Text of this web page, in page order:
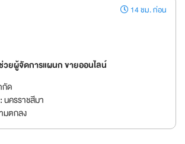
14 ชม. ก่อน
ยผู้จัดการแผนก ขายออนไลน์
กัด
นครราชสีมา
มตกลง